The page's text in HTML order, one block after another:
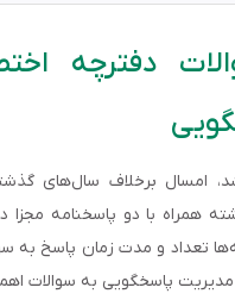
دفترچه
امسال برخلاف سال‌های
همراه با دو پاسخنامه مجزا
تعداد و مدت زمان پاسخ به
مدیریت پاسخگویی به سوالات